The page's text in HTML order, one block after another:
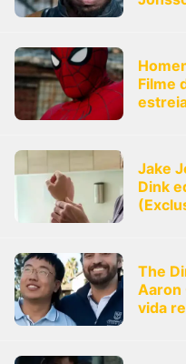
Filme
Jake
Dink
The
Aaron
vida